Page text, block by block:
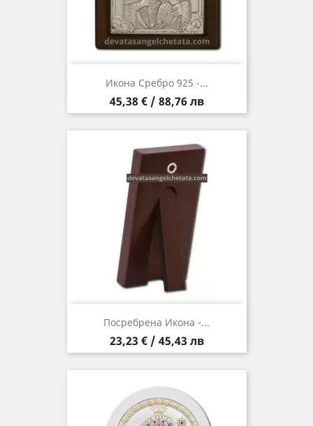
Икона Сребро 925 -...
Цена
45,38 € / 88,76 лв
Посребрена Икона -...
Цена
23,23 € / 45,43 лв